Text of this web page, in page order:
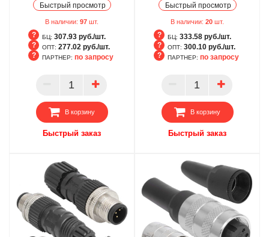
Быстрый просмотр
В наличии: 97 шт.
БЦ: 307.93 руб./шт.
ОПТ: 277.02 руб./шт.
ПАРТНЕР
ПАРТНЕР: по запросу
В корзину
Быстрый заказ
Быстрый просмотр
В наличии: 20 шт.
БЦ: 333.58 руб./шт.
ОПТ: 300.10 руб./шт.
ПАРТНЕР
ПАРТНЕР: по запросу
В корзину
Быстрый заказ